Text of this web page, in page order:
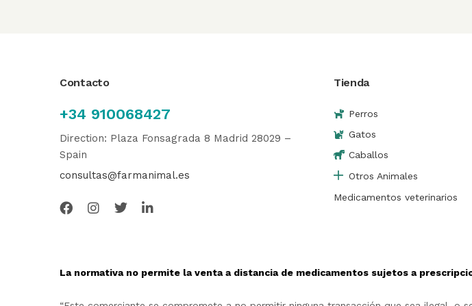
Contacto
+34 910068427
Direction: Plaza Fonsagrada 8 Madrid 28029 –
Spain
consultas@farmanimal.es
Tienda
Perros
Gatos
Caballos
Otros Animales
Medicamentos veterinarios
La normativa no permite la venta a distancia de medicamentos sujetos a